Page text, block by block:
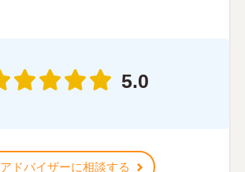
5.0
アドバイザーに相談する